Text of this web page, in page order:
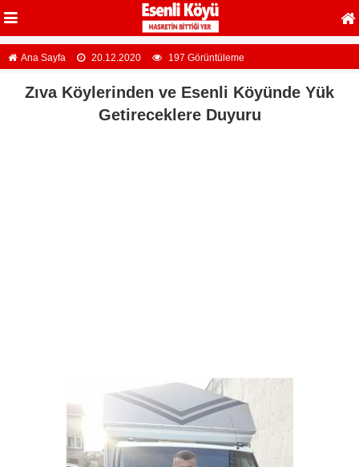
Ana Sayfa 20.12.2020 197 Görüntüleme
Zıva Köylerinden ve Esenli Köyünde Yük
Getireceklere Duyuru